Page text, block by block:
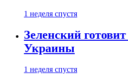
1 неделя спустя
Зеленский
Украины
1 неделя спустя